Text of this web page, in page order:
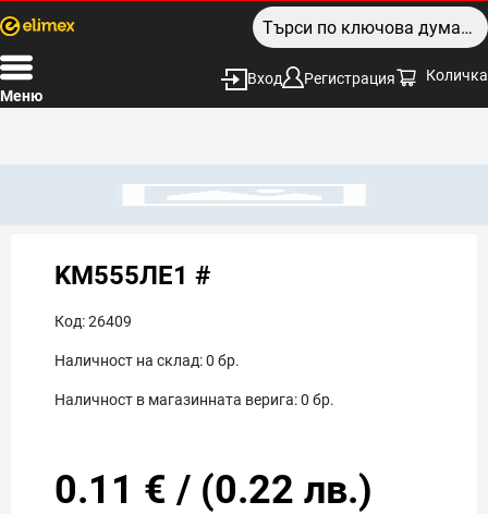
Меню
Вход Регистрация Количка
KM555ЛЕ1 #
Код:26409
Наличност на склад:0 бр.
Наличност в магазинната верига:0 бр.
0.11 € / (0.22 лв.)